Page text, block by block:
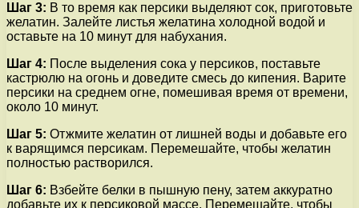
Шаг 3: В то время как персики выделяют сок, приготовьте
желатин. Залейте листья желатина холодной водой и
оставьте на 10 минут для набухания.
Шаг 4: После выделения сока у персиков, поставьте
кастрюлю на огонь и доведите смесь до кипения. Варите
персики на среднем огне, помешивая время от времени,
около 10 минут.
Шаг 5: Отжмите желатин от лишней воды и добавьте его
к варящимся персикам. Перемешайте, чтобы желатин
полностью растворился.
Шаг 6: Взбейте белки в пышную пену, затем аккуратно
добавьте их к персиковой массе. Перемешайте, чтобы